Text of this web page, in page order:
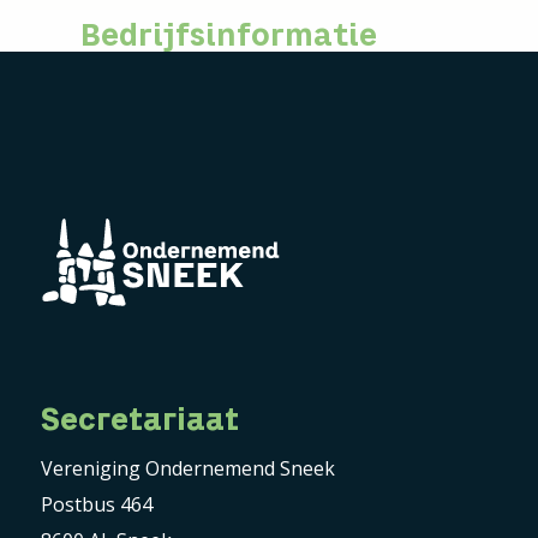
Bedrijfsinformatie
Secretariaat
Vereniging Ondernemend Sneek
Postbus 464